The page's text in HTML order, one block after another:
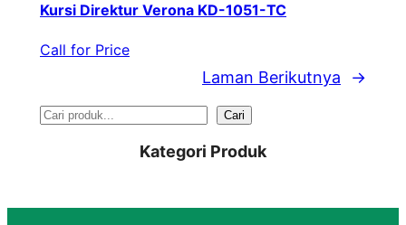
Kursi Direktur Verona KD-1051-TC
Call for Price
Laman Berikutnya →
S
r
Cari
Kategori Produk